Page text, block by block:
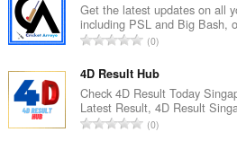
Get the latest updates on all
including PSL and Big Bash,
Σ
ν
ο
λ
ο
0
4D Result Hub
Check 4D Result Today
Latest Result, 4D Result
Σ0